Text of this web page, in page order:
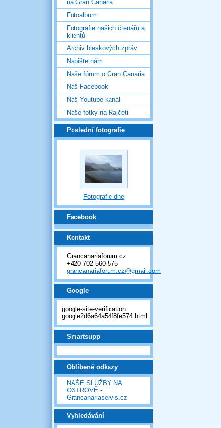
na Gran Canaria
Fotoalbum
Fotografie našich čtenářů a
klientů
Archiv bleskových zpráv
Napište nám
Naše fórum o Gran Canaria
Náš Facebook
Náš Youtube kanál
Náše fotky na Rajčeti
Poslední fotografie
Fotografie dne
Facebook
Kontakt
Grancanariaforum.cz
+420 702 560 575
grancanariaforum.cz@gmail.com
Google
google-site-verification:
google2d6a64a54f8fe574.html
Smartsupp
Oblíbené odkazy
NAŠE SLUŽBY NA
OSTROVĚ -
Grancanariaservis.cz
Vyhledávání